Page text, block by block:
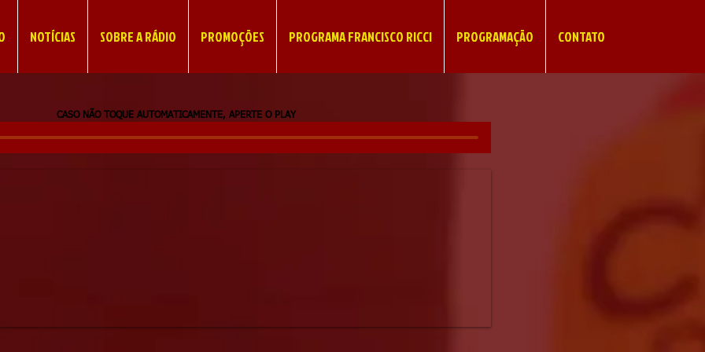
NOTÍCIAS SOBRE A RÁDIO PROMOÇÕES PROGRAMA FRANCISCO RICCI PROGRAMAÇÃO CONTATO
CASO NÃO TOQUE AUTOMATICAMENTE, APERTE O PLAY